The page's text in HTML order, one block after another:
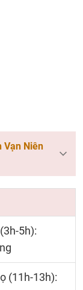
Vạn Niên
5h):
(11h-13h):